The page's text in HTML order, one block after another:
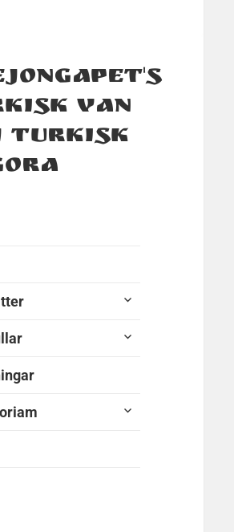
Van
Turkisk
expandera
expandera
expandera